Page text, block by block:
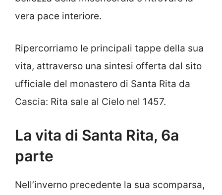
vera pace interiore.
Ripercorriamo le principali tappe della sua
vita, attraverso una sintesi offerta dal sito
ufficiale del monastero di Santa Rita da
Cascia: Rita sale al Cielo nel 1457.
La vita di Santa Rita, 6a
parte
Nell’inverno precedente la sua scomparsa,